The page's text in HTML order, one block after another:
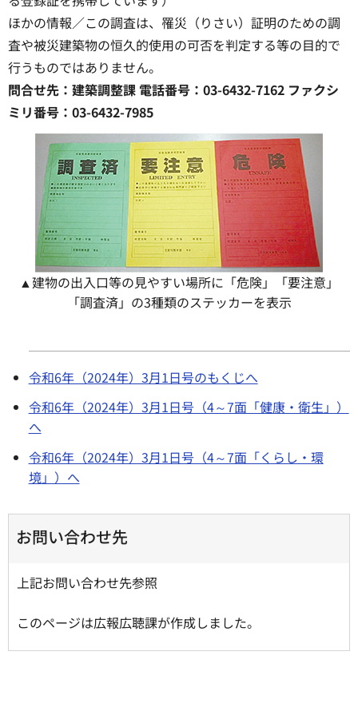
ほかの情報／この調査は、罹災（りさい）証明のための調
査や被災建築物の恒久的使用の可否を判定する等の目的で
行うものではありません。
問合せ先：建築調整課 電話番号：03-6432-7162 ファクシ
ミリ番号：03-6432-7985
▲建物の出入口等の見やすい場所に「危険」「要注意」
「調査済」の3種類のステッカーを表示
令和6年（2024年）3月1日号のもくじへ
令和6年（2024年）3月1日号（4～7面「健康・衛生」）
へ
令和6年（2024年）3月1日号（4～7面「くらし・環
境」）へ
お問い合わせ先
上記お問い合わせ先参照
このページは広報広聴課が作成しました。